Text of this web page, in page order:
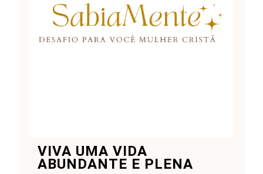
VIVA UMA VIDA
ABUNDANTE E PLENA